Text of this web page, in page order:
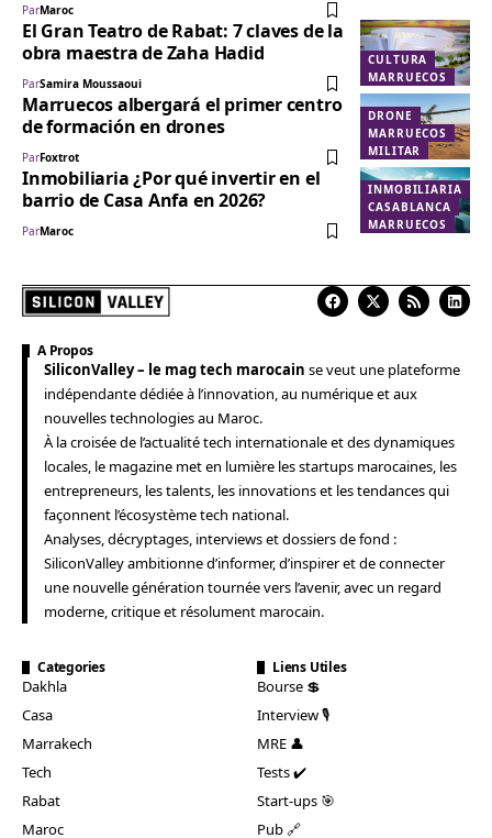
ParMaroc
CULTURA
MARRUECOS
El Gran Teatro de Rabat: 7 claves de la
obra maestra de Zaha Hadid
ParSamira Moussaoui
DRONE
MARRUECOS
MILITAR
Marruecos albergará el primer centro
de formación en drones
ParFoxtrot
INMOBILIARIA
CASABLANCA
MARRUECOS
Inmobiliaria ¿Por qué invertir en el
barrio de Casa Anfa en 2026?
ParMaroc
A Propos
SiliconValley – le mag tech marocain se veut une plateforme
indépendante dédiée à l’innovation, au numérique et aux
nouvelles technologies au Maroc.
À la croisée de l’actualité tech internationale et des dynamiques
locales, le magazine met en lumière les startups marocaines, les
entrepreneurs, les talents, les innovations et les tendances qui
façonnent l’écosystème tech national.
Analyses, décryptages, interviews et dossiers de fond :
SiliconValley ambitionne d’informer, d’inspirer et de connecter
une nouvelle génération tournée vers l’avenir, avec un regard
moderne, critique et résolument marocain.
Categories
Dakhla
Casa
Marrakech
Tech
Rabat
Maroc
Liens Utiles
Bourse 💲
Interview 🎙️
MRE 👤
Tests ✔️
Start-ups 🎯
Pub 🔗